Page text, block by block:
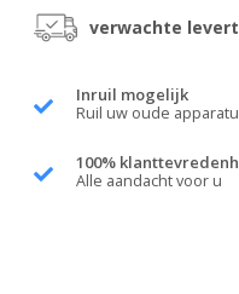
verwachte
Inruil mogelijk
Ruil uw oude
100%
Alle aandacht voor u